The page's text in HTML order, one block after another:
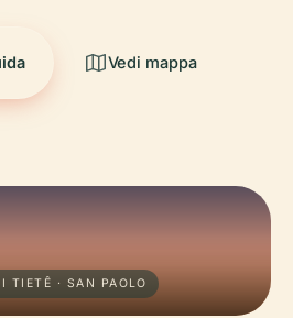
Vedi mappa
TIETÊ · SAN PAOLO